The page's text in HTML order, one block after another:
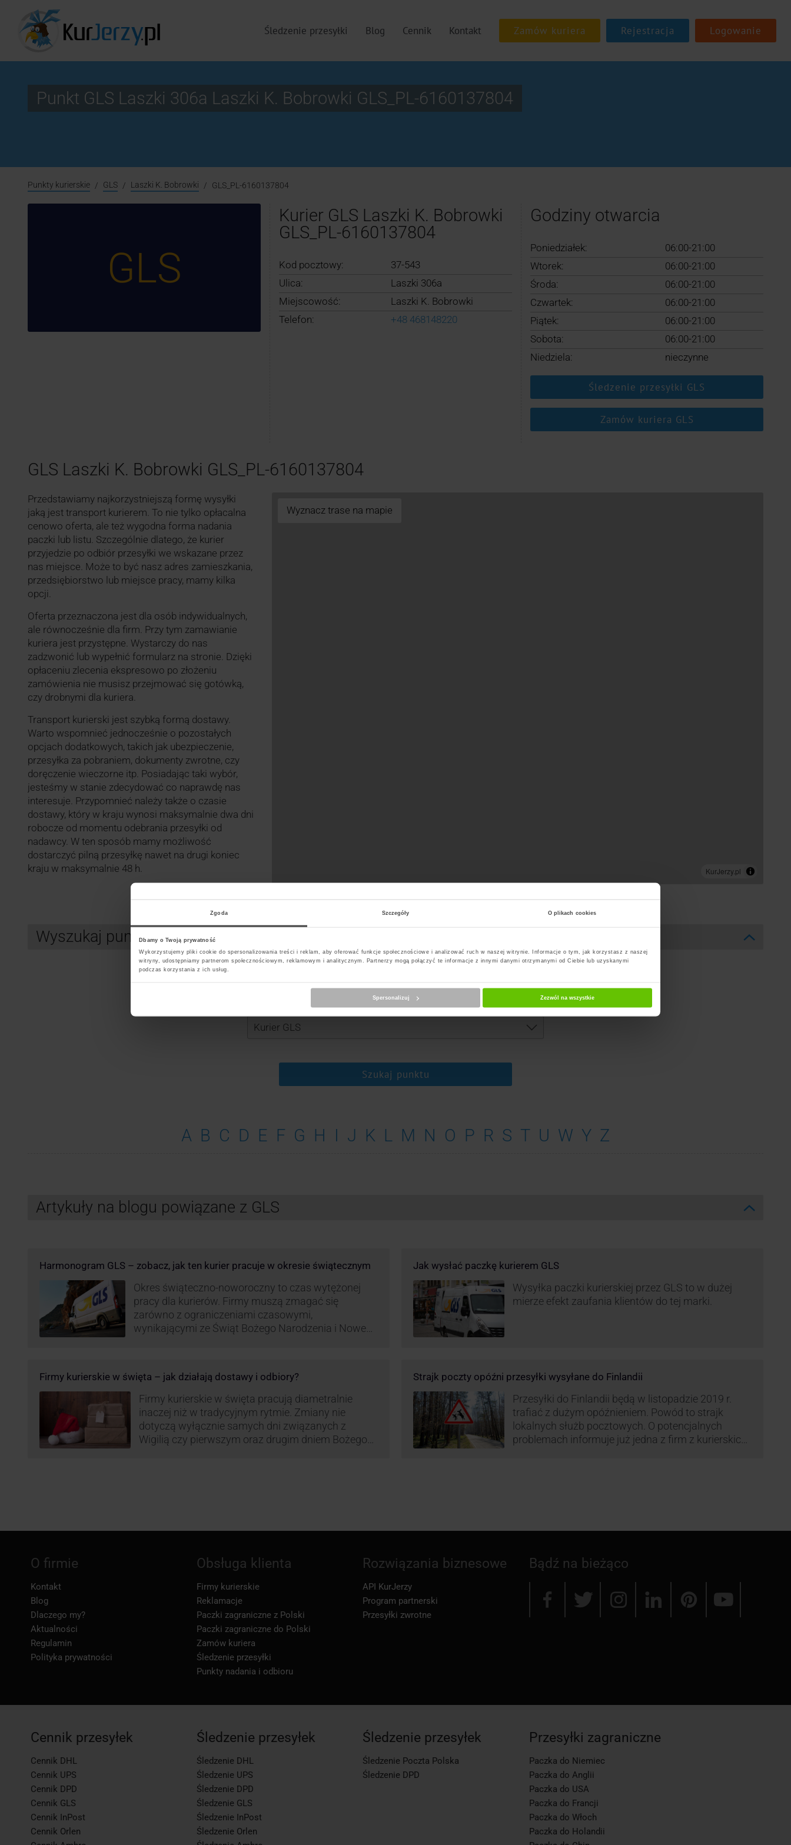
Zgoda Szczegóły O plikach cookies
Dbamy o Twoją prywatność
Wykorzystujemy pliki cookie do spersonalizowania treści i reklam, aby oferować funkcje społecznościowe i analizować ruch w naszej witrynie. Informacje o tym, jak korzystasz z naszej
witryny, udostępniamy partnerom społecznościowym, reklamowym i analitycznym. Partnerzy mogą połączyć te informacje z innymi danymi otrzymanymi od Ciebie lub uzyskanymi
podczas korzystania z ich usług.
Spersonalizuj Zezwól na wszystkie
Śledzenie przesyłki Blog Cennik Kontakt Rejestracja Logowanie
Punkt GLS Laszki 306a Laszki K. Bobrowki GLS_PL-6160137804
Punkty kurierskie GLS Laszki K. Bobrowki GLS_PL-6160137804
GLS
Kurier GLS Laszki K. Bobrowki
GLS_PL-6160137804
Kod pocztowy:
37-543
Ulica:
Laszki 306a
Miejscowość:
Laszki K. Bobrowki
Telefon:
+48 468148220
Godziny otwarcia
Poniedziałek:
06:00-21:00
Wtorek:
06:00-21:00
Środa:
06:00-21:00
Czwartek:
06:00-21:00
Piątek:
06:00-21:00
Sobota:
06:00-21:00
Niedziela:
nieczynne
Śledzenie przesyłki GLS
Zamów kuriera GLS
GLS Laszki K. Bobrowki GLS_PL-6160137804
Przedstawiamy najkorzystniejszą formę wysyłki
jaką jest transport kurierem. To nie tylko opłacalna
cenowo oferta, ale też wygodna forma nadania
paczki lub listu. Szczególnie dlatego, że kurier
przyjedzie po odbiór przesyłki we wskazane przez
nas miejsce. Może to być nasz adres zamieszkania,
przedsiębiorstwo lub miejsce pracy, mamy kilka
opcji.
Oferta przeznaczona jest dla osób indywidualnych,
ale równocześnie dla firm. Przy tym zamawianie
kuriera jest przystępne. Wystarczy do nas
zadzwonić lub wypełnić formularz na stronie. Dzięki
opłaceniu zlecenia ekspresowo po złożeniu
zamówienia nie musisz przejmować się gotówką,
czy drobnymi dla kuriera.
Transport kurierski jest szybką formą dostawy.
Warto wspomnieć jednocześnie o pozostałych
opcjach dodatkowych, takich jak ubezpieczenie,
przesyłka za pobraniem, dokumenty zwrotne, czy
doręczenie wieczorne itp. Posiadając taki wybór,
jesteśmy w stanie zdecydować co naprawdę nas
interesuje. Przypomnieć należy także o czasie
dostawy, który w kraju wynosi maksymalnie dwa dni
robocze od momentu odebrania przesyłki od
nadawcy. W ten sposób mamy możliwość
dostarczyć pilną przesyłkę nawet na drugi koniec
kraju w maksymalnie 48 h.
Wyznacz trase na mapie
Wyszukaj punkt kurierski GLS
Szukaj punktu
A B C D E F G H I J K L M N O P R S T U W Y Z
Artykuły na blogu powiązane z GLS
Harmonogram GLS – zobacz, jak ten kurier pracuje w okresie świątecznym
Okres świąteczno-noworoczny to czas wytężonej
pracy dla kurierów. Firmy muszą zmagać się
zarówno z ograniczeniami czasowymi,
wynikającymi ze Świąt Bożego Narodzenia i Nowego
GLS na czas świąteczny!
Jak wysłać paczkę kurierem GLS
Wysyłka paczki kurierskiej przez GLS to w dużej
mierze efekt zaufania klientów do tej marki.
Firmy kurierskie w święta – jak działają dostawy i odbiory?
Firmy kurierskie w święta pracują diametralnie
inaczej niż w tradycyjnym rytmie. Zmiany nie
dotyczą wyłącznie samych dni związanych z
Wigilią czy pierwszym oraz drugim dniem Bożego
Strajk poczty opóźni przesyłki wysyłane do Finlandii
Przesyłki do Finlandii będą w listopadzie 2019 r.
trafiać z dużym opóźnieniem. Powód to strajk
lokalnych służb pocztowych. O potencjalnych
problemach informuje już jedna z firm z kurierskich
Bądź na bieżąco
O firmie
Kontakt
Blog
Dlaczego my?
Aktualności
Regulamin
Polityka prywatności
Obsługa klienta
Firmy kurierskie
Reklamacje
Paczki zagraniczne z Polski
Paczki zagraniczne do Polski
Zamów kuriera
Śledzenie przesyłki
Punkty nadania i odbioru
Rozwiązania biznesowe
API KurJerzy
Program partnerski
Przesyłki zwrotne
Cennik przesyłek
Cennik DHL
Cennik UPS
Cennik DPD
Cennik GLS
Cennik InPost
Cennik Orlen
Śledzenie przesyłek
Śledzenie DHL
Śledzenie UPS
Śledzenie DPD
Śledzenie GLS
Śledzenie InPost
Śledzenie Orlen
Śledzenie przesyłek
Śledzenie Poczta Polska
Śledzenie DPD
Przesyłki zagraniczne
Paczka do Niemiec
Paczka do Anglii
Paczka do USA
Paczka do Francji
Paczka do Włoch
Paczka do Holandii